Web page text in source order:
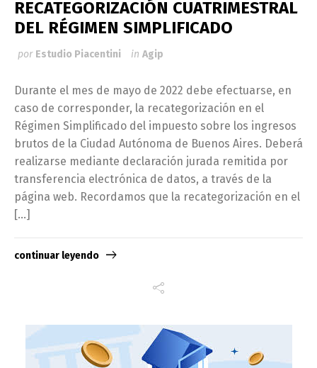
RECATEGORIZACIÓN CUATRIMESTRAL
DEL RÉGIMEN SIMPLIFICADO
por Estudio Piacentini in Agip
Durante el mes de mayo de 2022 debe efectuarse, en
caso de corresponder, la recategorización en el
Régimen Simplificado del impuesto sobre los ingresos
brutos de la Ciudad Autónoma de Buenos Aires. Deberá
realizarse mediante declaración jurada remitida por
transferencia electrónica de datos, a través de la
página web. Recordamos que la recategorización en el
[…]
continuar leyendo